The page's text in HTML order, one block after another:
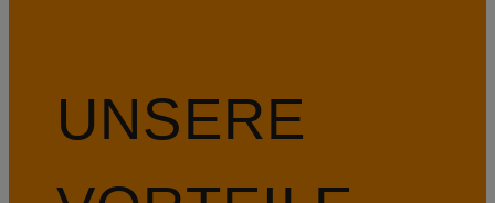
UNSERE